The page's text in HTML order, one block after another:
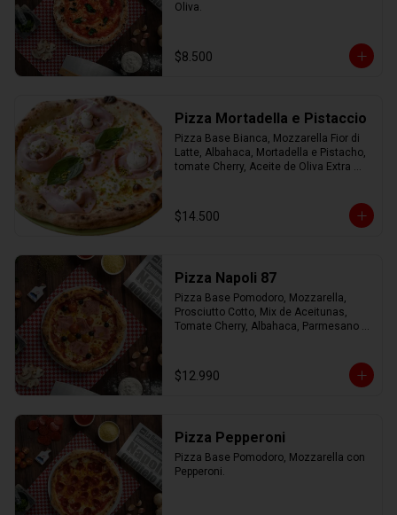
Oliva.
$8.500
Pizza Mortadella e Pistaccio
Pizza Base Bianca, Mozzarella Fior di
Latte, Albahaca, Mortadella e Pistacho,
tomate Cherry, Aceite de Oliva Extra
$14.500
Pizza Napoli 87
Pizza Base Pomodoro, Mozzarella,
Prosciutto Cotto, Mix de Aceitunas,
Tomate Cherry, Albahaca, Parmesano
$12.990
Pizza Pepperoni
Pizza Base Pomodoro, Mozzarella con
Pepperoni.